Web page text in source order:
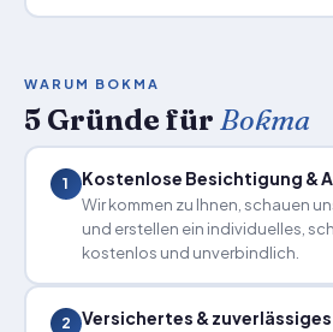
WARUM BOKMA
5 Gründe für Bokma
1 Kostenlose Besichtigung &
Wir kommen zu Ihnen, schauen
und erstellen ein individuelles,
kostenlos und unverbindlich.
2 Versichertes & zuverlässiges